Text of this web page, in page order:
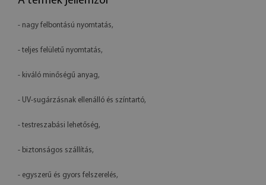
- nagy felbontású nyomtatás,
- teljes felületű nyomtatás,
- kiváló minőségű anyag,
- UV-sugárzásnak ellenálló és színtartó,
- testreszabási lehetőség,
- biztonságos szállítás,
- egyszerű és gyors felszerelés,